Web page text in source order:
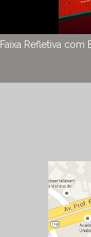
Faixa Refletiva com